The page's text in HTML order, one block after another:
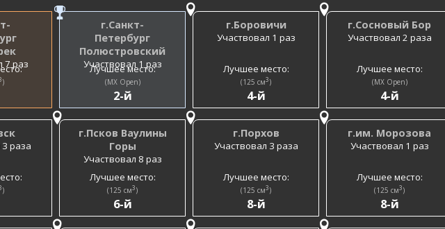
7 раз
)
г.Санкт-
Петербург
Полюстровский
Участвовал 1 раз
Лучшее место:
(MX Open)
2-й
г.Боровичи
Участвовал 1 раз
Лучшее место:
(125 см3)
4-й
г.Сосновый Бор
Участвовал 2 раза
Лучшее место:
(MX Open)
4-й
раза
)
г.Псков Ваулины
Горы
Участвовал 8 раз
Лучшее место:
(125 см3)
6-й
г.Порхов
Участвовал 3 раза
Лучшее место:
(125 см3)
8-й
г.им. Морозова
Участвовал 1 раз
Лучшее место:
(125 см3)
8-й